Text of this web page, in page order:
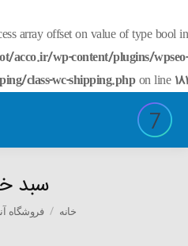
array offset on value of type bool in
acco.ir/wp-content/plugins/wpseo-
class-wc-shipping.phpon line 181
سبد
You are here:
خانه فروشگاه